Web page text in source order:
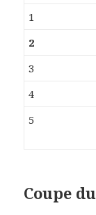
1
2
3
4
5
Coupe